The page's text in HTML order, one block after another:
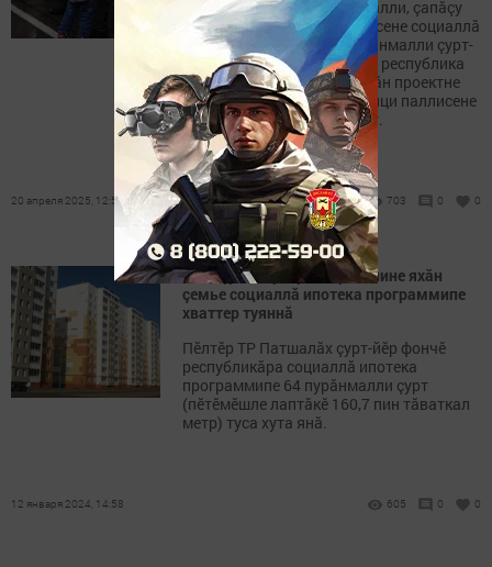
операцине хутшăннисем валли, çапăçу
хирӗнче пуç хунисен çемйисене социаллă
ипотека программипе пурăнмалли çурт-
йӗрпе тивӗçтересси çинчен республика
влаçӗ закон йышăнать. Унăн проектне
хатӗрленӗ, халь вăл коррупци паллисене
шыракан экспертиза иртет.
20 апреля 2025, 12:54 703 0 0
2023 çулта Тутарстанра 3 пине яхăн
çемье социаллă ипотека программипе
хваттер туяннă
Пӗлтӗр ТР Патшалăх çурт-йӗр фончӗ
республикăра социаллă ипотека
программипе 64 пурăнмалли çурт
(пӗтӗмӗшле лаптăкӗ 160,7 пин тăваткал
метр) туса хута янă.
12 января 2024, 14:58 605 0 0